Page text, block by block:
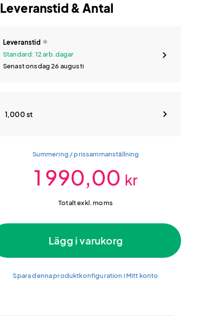
Leveranstid & Antal
Leveranstid
Standard: 12 arb.dagar
Senast onsdag 26 augusti
1,000 st
Summering / prissammanställning
1 990,00 kr
Totalt exkl. moms
Lägg i varukorg
Spara denna produktkonfiguration i Mitt konto